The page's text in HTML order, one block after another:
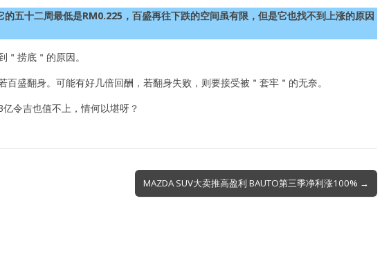
五十二周最低是RM0.225，百盛再往下跌的空间虽有限，但是它也找不到上涨的原因
捞底＂的原因。
盛翻身。可能有好几倍回酬，若翻身失败，则要接受被＂套牢＂的无奈。
令吉也值不上，情何以堪呀？
MAZDA SUV大卖推高盈利 BAUTO第三季净利涨100% →